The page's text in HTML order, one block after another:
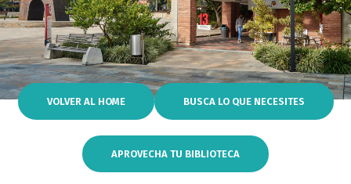
VOLVER AL HOME BUSCA LO QUE NECESITES
APROVECHA TU BIBLIOTECA